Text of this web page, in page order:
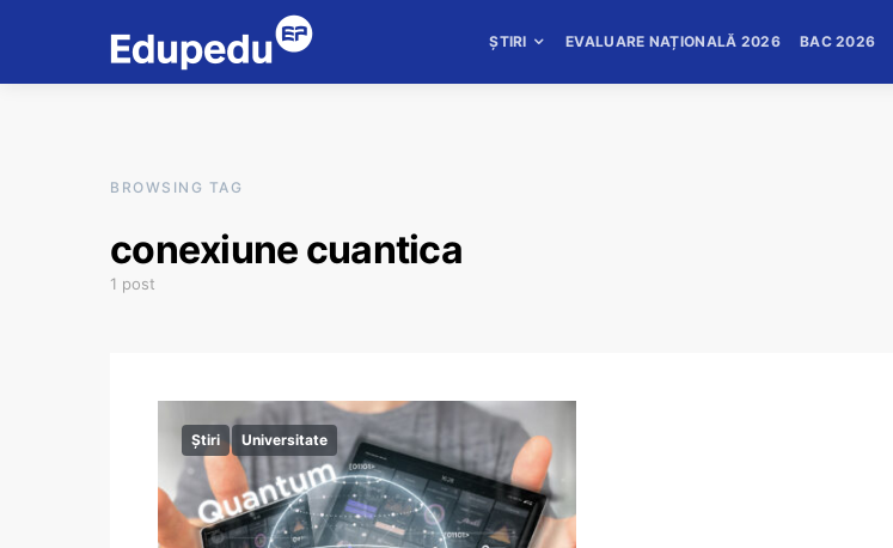
ȘTIRI EVALUARE NAȚIONALĂ 2026 BAC 2026
BROWSING TAG
conexiune cuantica
1 post
Știri Universitate